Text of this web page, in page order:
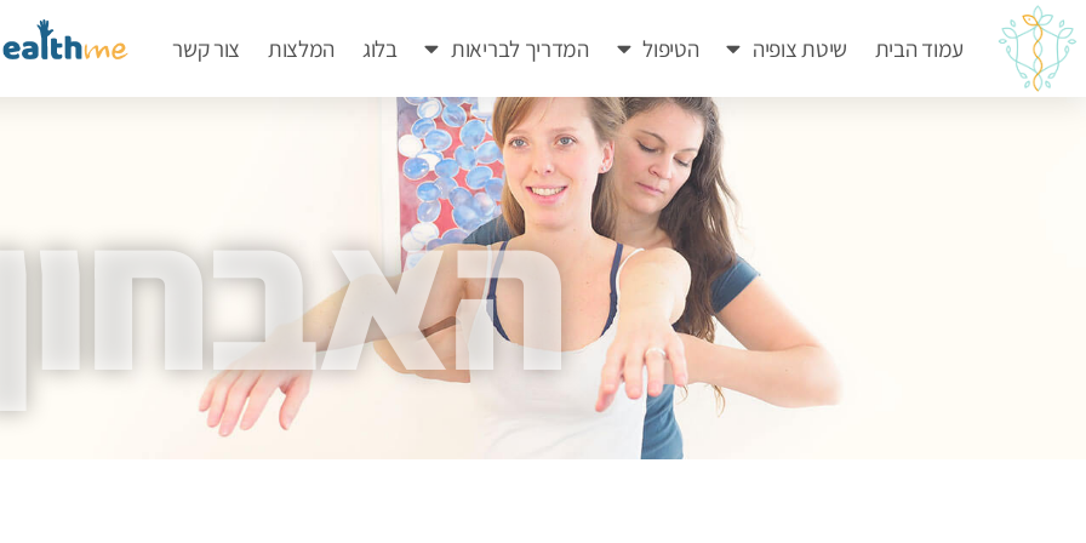
עמוד הבית שיטת צופיה הטיפול המדריך לבריאות בלוג המלצות צור קשר